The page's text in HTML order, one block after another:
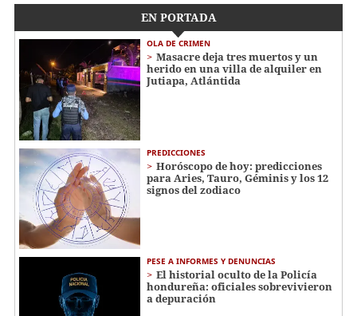
EN PORTADA
OLA DE CRIMEN
Masacre deja tres muertos y un
herido en una villa de alquiler en
Jutiapa, Atlántida
PREDICCIONES
Horóscopo de hoy: predicciones
para Aries, Tauro, Géminis y los 12
signos del zodiaco
PESE A INFORMES Y DENUNCIAS
El historial oculto de la Policía
hondureña: oficiales sobrevivieron
a depuración